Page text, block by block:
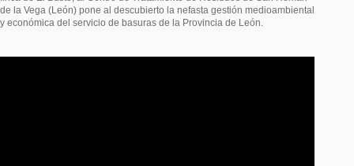
de la Vega (León) pone al descubierto la nefasta gestión medioambiental
y económica del servicio de basuras de la Provincia de León.